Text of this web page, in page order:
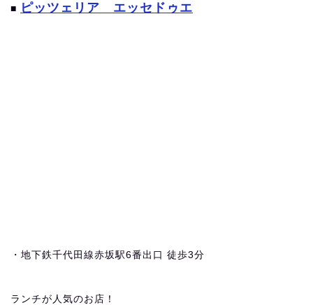
■ ピッツェリア エッセドゥエ
・地下鉄千代田線赤坂駅6番出口 徒歩3分
ランチが人気のお店！